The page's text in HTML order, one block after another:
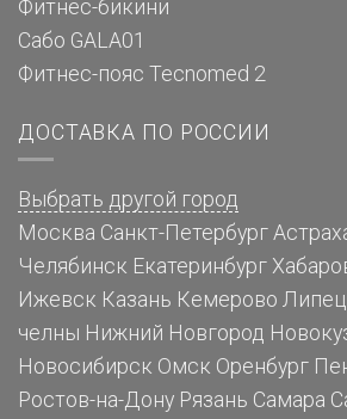
Фитнес-бикини
Сабо GALA01
Фитнес-пояс Tecnomed 2
ДОСТАВКА ПО РОССИИ
Выбрать другой город
Москва Санкт-Петербург
Челябинск Екатеринбург
Ижевск Казань Кемерово
челны Нижний Новгород
Новосибирск Омск Оренбург
Ростов-на-Дону Рязань Самара